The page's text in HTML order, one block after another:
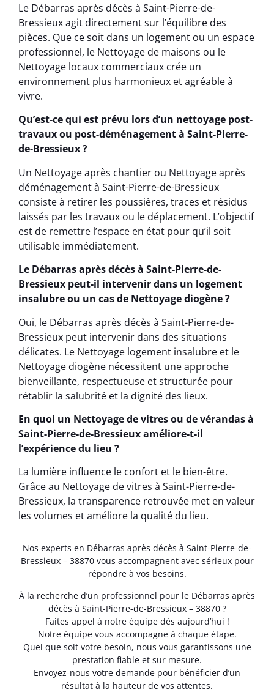
Le Débarras après décès à Saint-Pierre-de-
Bressieux agit directement sur l’équilibre des
pièces. Que ce soit dans un logement ou un espace
professionnel, le Nettoyage de maisons ou le
Nettoyage locaux commerciaux crée un
environnement plus harmonieux et agréable à
vivre.
Qu’est-ce qui est prévu lors d’un nettoyage post-
travaux ou post-déménagement à Saint-Pierre-
de-Bressieux ?
Un Nettoyage après chantier ou Nettoyage après
déménagement à Saint-Pierre-de-Bressieux
consiste à retirer les poussières, traces et résidus
laissés par les travaux ou le déplacement. L’objectif
est de remettre l’espace en état pour qu’il soit
utilisable immédiatement.
Le Débarras après décès à Saint-Pierre-de-
Bressieux peut-il intervenir dans un logement
insalubre ou un cas de Nettoyage diogène ?
Oui, le Débarras après décès à Saint-Pierre-de-
Bressieux peut intervenir dans des situations
délicates. Le Nettoyage logement insalubre et le
Nettoyage diogène nécessitent une approche
bienveillante, respectueuse et structurée pour
rétablir la salubrité et la dignité des lieux.
En quoi un Nettoyage de vitres ou de vérandas à
Saint-Pierre-de-Bressieux améliore-t-il
l’expérience du lieu ?
La lumière influence le confort et le bien-être.
Grâce au Nettoyage de vitres à Saint-Pierre-de-
Bressieux, la transparence retrouvée met en valeur
les volumes et améliore la qualité du lieu.
Nos experts en Débarras après décès à Saint-Pierre-de-
Bressieux – 38870 vous accompagnent avec sérieux pour
répondre à vos besoins.
À la recherche d’un professionnel pour le Débarras après
décès à Saint-Pierre-de-Bressieux – 38870 ?
Faites appel à notre équipe dès aujourd’hui !
Notre équipe vous accompagne à chaque étape.
Quel que soit votre besoin, nous vous garantissons une
prestation fiable et sur mesure.
Envoyez-nous votre demande pour bénéficier d’un
résultat à la hauteur de vos attentes.